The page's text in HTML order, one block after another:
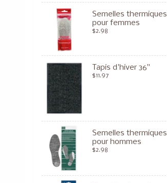
Semelles thermiques
pour femmes
$2.98
Tapis d'hiver 36"
$11.97
Semelles thermiques
pour hommes
$2.98